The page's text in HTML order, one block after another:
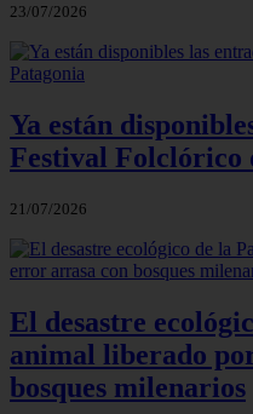
23/07/2026
Ya están
Festival Folclórico
21/07/2026
El desastre
animal liberado
bosques milenarios